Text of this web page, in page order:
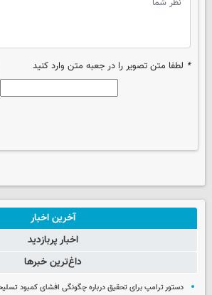
* لطفا متن تصویر را در جعبه متن وارد کنید
آخرین اخبار
اخبار پربازدید
داغ‌ترین خبرها
دستور ترامپ برای تحقیق درباره چگونگی افشای کمبود